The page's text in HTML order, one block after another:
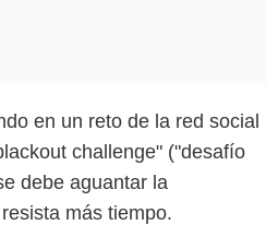
en un reto de la red social
challenge" ("desafío
debe aguantar la
más tiempo.